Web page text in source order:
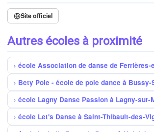
Site officiel
Autres écoles à proximité
école Association de danse de Ferrières-
Bety Pole - école de pole dance à Bussy-
école Lagny Danse Passion à Lagny-sur-
école Let's Danse à Saint-Thibault-des-